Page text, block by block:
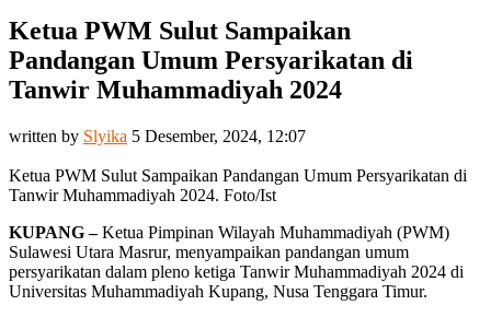
Ketua PWM Sulut Sampaikan
Pandangan Umum Persyarikatan di
Tanwir Muhammadiyah 2024
written by Slyika 5 Desember, 2024, 12:07
Ketua PWM Sulut Sampaikan Pandangan Umum Persyarikatan di
Tanwir Muhammadiyah 2024. Foto/Ist
KUPANG –Ketua Pimpinan Wilayah Muhammadiyah (PWM)
Sulawesi Utara Masrur, menyampaikan pandangan umum
persyarikatan dalam pleno ketiga Tanwir Muhammadiyah 2024 di
Universitas Muhammadiyah Kupang, Nusa Tenggara Timur.